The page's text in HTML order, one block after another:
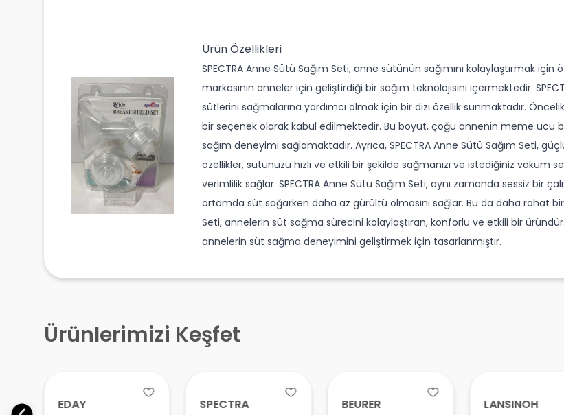
Ürün Özellikleri
SPECTRA Anne Sütü Sağım Seti, anne sütünün sağımını kolaylaştırmak
markasının anneler için geliştirdiği bir sağım teknolojisini içermektedir.
sütlerini sağmalarına yardımcı olmak için bir dizi özellik sunmaktadır.
bir seçenek olarak kabul edilmektedir. Bu boyut, çoğu annenin meme ucu
sağım deneyimi sağlamaktadır. Ayrıca, SPECTRA Anne Sütü Sağım Seti,
özellikler, sütünüzü hızlı ve etkili bir şekilde sağmanızı ve istediğiniz vakum
verimlilik sağlar. SPECTRA Anne Sütü Sağım Seti, aynı zamanda sessiz bir
ortamda süt sağarken daha az gürültü olmasını sağlar. Bu da daha rahat
Seti, annelerin süt sağma sürecini kolaylaştıran, konforlu ve etkili bir
annelerin süt sağma deneyimini geliştirmek için tasarlanmıştır.
Ürünlerimizi Keşfet
EDAY
SPECTRA
BEURER
LANSINOH